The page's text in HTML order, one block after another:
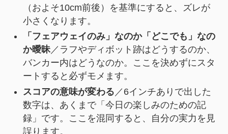
（およそ10cm前後）を基準にすると、ズレが
小さくなります。
「フェアウェイのみ」なのか「どこでも」なの
か曖昧／ラフやディボット跡はどうするのか、
バンカー内はどうなのか。ここを決めずにスタ
ートすると必ずモメます。
スコアの意味が変わる ／6インチありで出した
数字は、あくまで「今日の楽しみのための記
録」です。ここを混同すると、自分の実力を見
誤ります。